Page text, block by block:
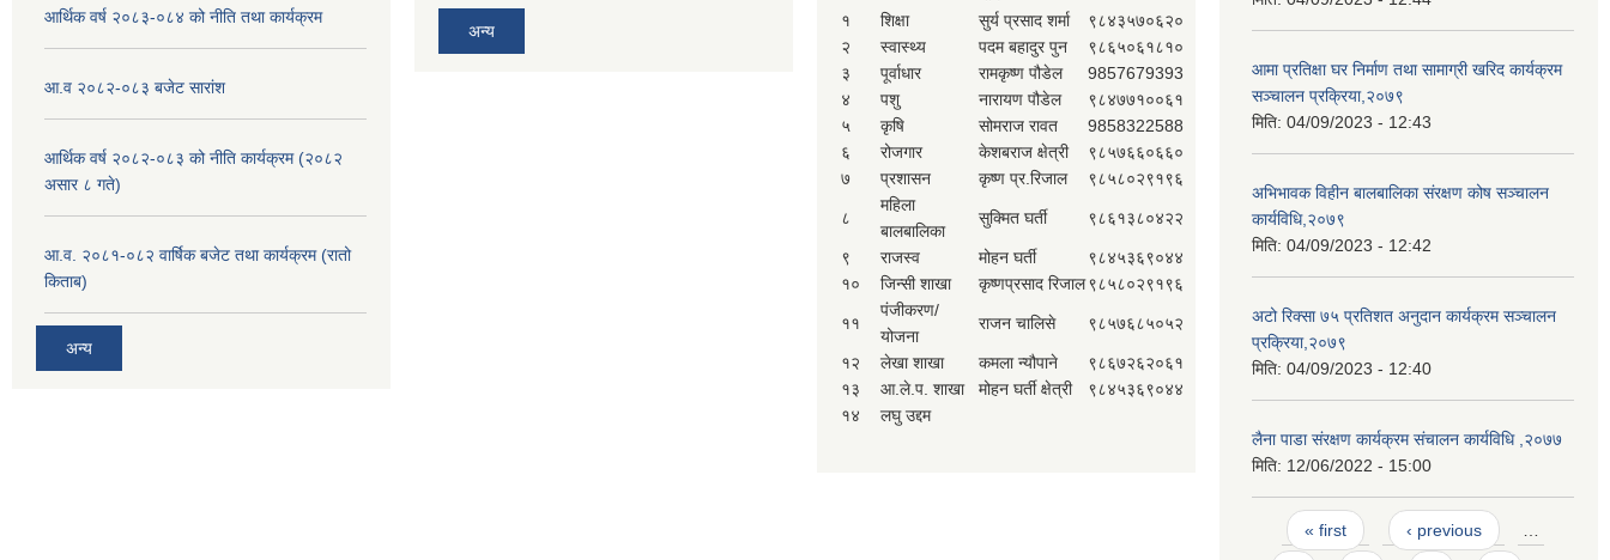
आर्थिक वर्ष २०८३-०८४ को नीति तथा कार्यक्रम
आ.व २०८२-०८३ बजेट सारांश
आर्थिक वर्ष २०८२-०८३ को नीति कार्यक्रम (२०८२
असार ८ गते)
आ.व. २०८१-०८२ वार्षिक बजेट तथा कार्यक्रम (रातो
किताब)
अन्य
अन्य
१ शिक्षा सुर्य प्रसाद शर्मा
९८४३५७०६२०
२
स्वास्थ्य पदम बहादुर पुन
९८६५०६१८१०
३
पूर्वाधार रामकृष्ण पौडेल
9857679393
४
पशु नारायण पौडेल
९८४७७१००६१
५
कृषि सोमराज रावत
9858322588
६
रोजगार केशबराज क्षेत्री
९८५७६६०६६०
७
प्रशासन कृष्ण प्र.रिजाल ९८५८०२९१९६
८
महिला
बालबालिका
सुक्मित घर्ती ९८६१३८०४२२
९ राजस्व मोहन घर्ती
९८४५३६९०४४
१०
जिन्सी शाखा कृष्णप्रसाद रिजाल९८५८०२९१९६
११
पंजीकरण/
योजना
राजन चालिसे ९८५७६८५०५२
१२ लेखा शाखा कमला न्यौपाने
९८६७२६२०६१
१३
आ.ले.प. शाखा मोहन घर्ती क्षेत्री
९८४५३६९०४४
१४
लघु उद्दम
आमा प्रतिक्षा घर निर्माण तथा सामाग्री खरिद कार्यक्रम
सञ्चालन प्रक्रिया,२०७९
मिति: 04/09/2023 - 12:43
अभिभावक विहीन बालबालिका संरक्षण कोष सञ्चालन
कार्यविधि,२०७९
मिति: 04/09/2023 - 12:42
अटो रिक्सा ७५ प्रतिशत अनुदान कार्यक्रम सञ्चालन
प्रक्रिया,२०७९
मिति: 04/09/2023 - 12:40
लैना पाडा संरक्षण कार्यक्रम संचालन कार्यविधि ,२०७७
मिति: 12/06/2022 - 15:00
Pages
« first ‹ previous …